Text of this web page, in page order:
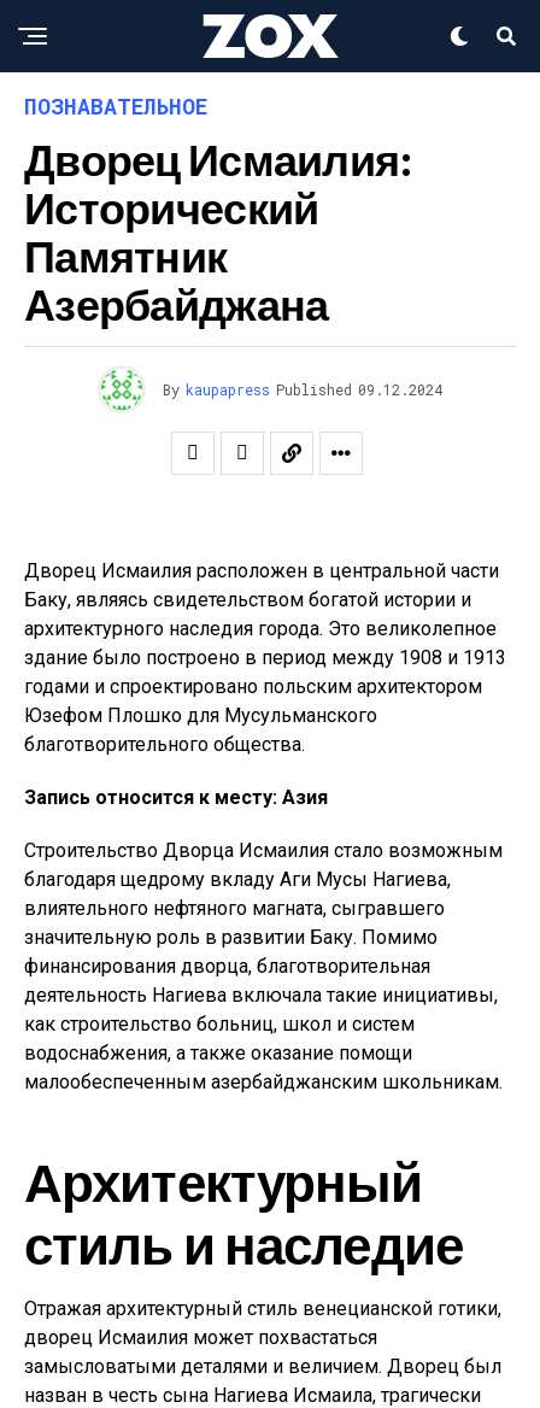
ПОЗНАВАТЕЛЬНОЕ
Дворец Исмаилия:
Исторический
Памятник
Азербайджана
By kaupapress Published 09.12.2024
Дворец Исмаилия расположен в центральной части
Баку, являясь свидетельством богатой истории и
архитектурного наследия города. Это великолепное
здание было построено в период между 1908 и 1913
годами и спроектировано польским архитектором
Юзефом Плошко для Мусульманского
благотворительного общества.
Запись относится к месту: Азия
Строительство Дворца Исмаилия стало возможным
благодаря щедрому вкладу Аги Мусы Нагиева,
влиятельного нефтяного магната, сыгравшего
значительную роль в развитии Баку. Помимо
финансирования дворца, благотворительная
деятельность Нагиева включала такие инициативы,
как строительство больниц, школ и систем
водоснабжения, а также оказание помощи
малообеспеченным азербайджанским школьникам.
Архитектурный
стиль и наследие
Отражая архитектурный стиль венецианской готики,
дворец Исмаилия может похвастаться
замысловатыми деталями и величием. Дворец был
назван в честь сына Нагиева Исмаила, трагически